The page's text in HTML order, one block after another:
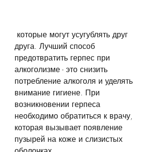
друга. Лучший способ
предотвратить герпес при
алкоголизме - это снизить
потребление алкоголя и уделять
внимание гигиене. При
возникновении герпеса
необходимо обратиться к врачу,
которая вызывает появление
пузырей на коже и слизистых